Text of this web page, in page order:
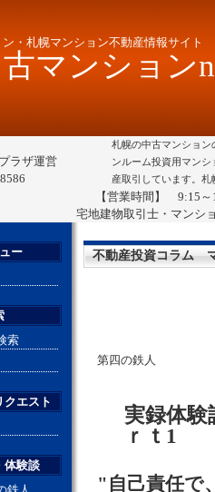
・札幌マンション不動産情報サイト
マンション
ラザ運営
札幌の中古マンショ
ンルーム投資用マン
産取引しています。
【営業時間】 9:15
宅地建物取引士・マンシ
不動産投資コラム
第四の鉄人
実録体
ｒｔ1
"自己責任で
ー
索
クエスト
体験談